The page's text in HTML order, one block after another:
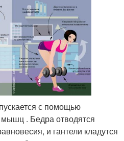
с помощью
. Бедра отводятся
и гантели кладутся